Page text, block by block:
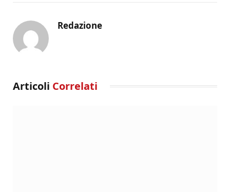
Redazione
Articoli Correlati